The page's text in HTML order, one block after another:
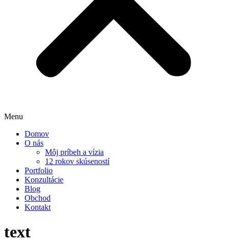
Menu
Domov
O nás
Môj príbeh a vízia
12 rokov skúseností
Portfolio
Konzultácie
Blog
Obchod
Kontakt
text